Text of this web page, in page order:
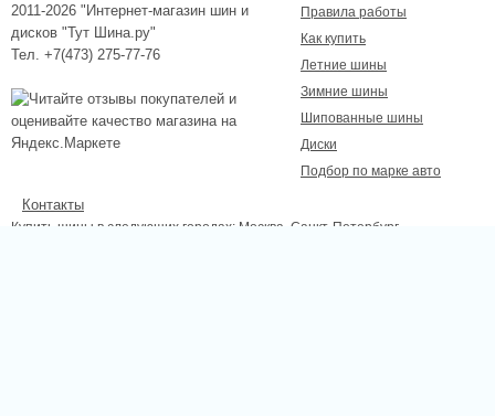
2011-2026 "Интернет-магазин шин и
дисков "Тут Шина.ру"
Тел. +7(473) 275-77-76
Правила работы
Как купить
Летние шины
Зимние шины
Шипованные шины
Диски
Подбор по марке авто
Контакты
Купить шины в следующих городах: Москва , Санкт-Петербург,